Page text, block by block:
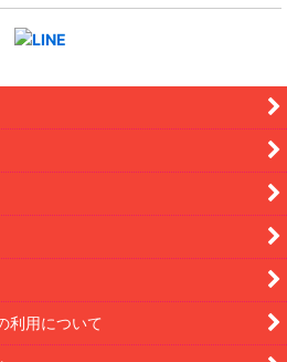
利用について